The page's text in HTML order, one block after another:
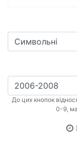
До цих кнопок
0-9,